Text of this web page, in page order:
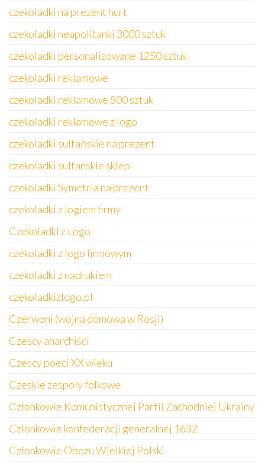
czekoladki na prezent hurt
czekoladki neapolitanki 3000 sztuk
czekoladki personalizowane 1250 sztuk
czekoladki reklamowe
czekoladki reklamowe 500 sztuk
czekoladki reklamowe z logo
czekoladki sułtańskie na prezent
czekoladki sultanskie sklep
czekoladki Symetria na prezent
czekoladki z logiem firmy
Czekoladki z Logo
czekoladki z logo firmowym
czekoladki z nadrukiem
czekoladkizlogo.pl
Czerwoni (wojna domowa w Rosji)
Czescy anarchiści
Czescy poeci XX wieku
Czeskie zespoły folkowe
Członkowie Komunistycznej Partii Zachodniej Ukrainy
Członkowie konfederacji generalnej 1632
Członkowie Obozu Wielkiej Polski